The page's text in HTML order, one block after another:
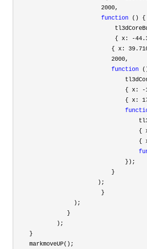
2000,
function () {
                             { x:
-
                            { x:
2000,
function
                                { x:
-
                                { x:
{
{
                                });
                            }
                        );
                         }
                 );
               }
            );
    }
    markmoveUP();